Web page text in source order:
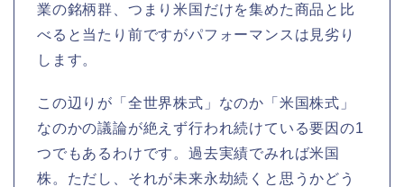
業の銘柄群、つまり米国だけを集めた商品と比
べると当たり前ですがパフォーマンスは見劣り
します。
この辺りが「全世界株式」なのか「米国株式」
なのかの議論が絶えず行われ続けている要因の1
つでもあるわけです。過去実績でみれば米国
株。ただし、それが未来永劫続くと思うかどう